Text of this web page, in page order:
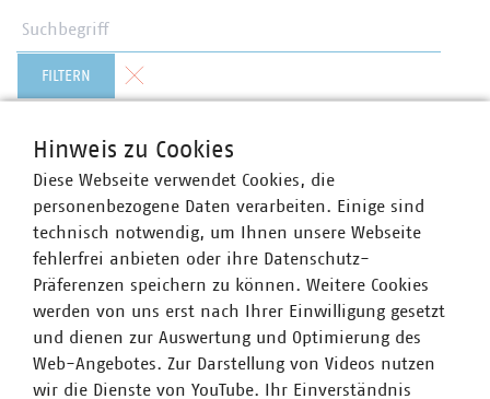
FILTERN Formular zurücksetzen
zurück
1 2 3 4 5
Hinweis zu Cookies
Diese Webseite verwendet Cookies, die
personenbezogene Daten verarbeiten. Einige sind
technisch notwendig, um Ihnen unsere Webseite
fehlerfrei anbieten oder ihre Datenschutz-
Präferenzen speichern zu können. Weitere Cookies
werden von uns erst nach Ihrer Einwilligung gesetzt
und dienen zur Auswertung und Optimierung des
Web-Angebotes. Zur Darstellung von Videos nutzen
wir die Dienste von YouTube. Ihr Einverständnis